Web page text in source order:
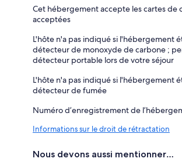
Cet hébergement accepte les cartes de
acceptées
L'hôte n'a pas indiqué si l'hébergement
détecteur de monoxyde de carbone ;
détecteur portable lors de votre séjour
L'hôte n'a pas indiqué si l'hébergement
détecteur de fumée
Numéro d’enregistrement de
Informations sur le droit de rétractation
Nous devons aussi mentionner…